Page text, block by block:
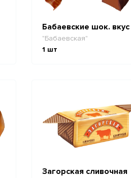
Бабаевские шок. вкус
"Бабаевская"
1 шт
Загорская сливочная